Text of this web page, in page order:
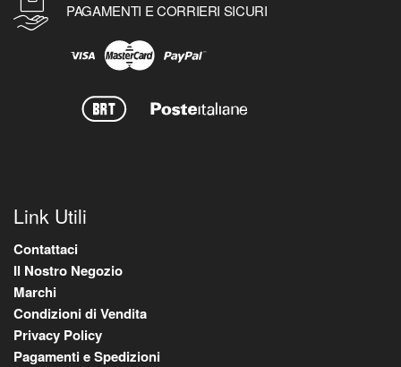
PAGAMENTI E CORRIERI SICURI
Link Utili
Contattaci
Il Nostro Negozio
Marchi
Condizioni di Vendita
Privacy Policy
Pagamenti e Spedizioni